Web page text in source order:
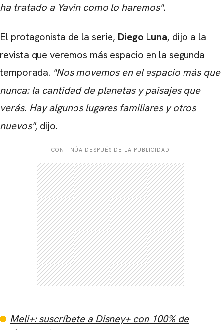
ha tratado a Yavin como lo haremos".
El protagonista de la serie, Diego Luna, dijo a la
revista que veremos más espacio en la segunda
temporada. "Nos movemos en el espacio más que
nunca: la cantidad de planetas y paisajes que
verás. Hay algunos lugares familiares y otros
nuevos", dijo.
CONTINÚA DESPUÉS DE LA PUBLICIDAD
Meli+: suscríbete a Disney+ con 100% de